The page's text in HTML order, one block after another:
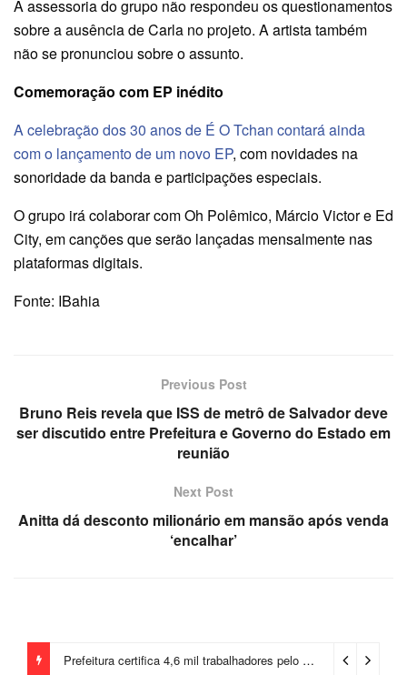
A assessoria do grupo não respondeu os questionamentos
sobre a ausência de Carla no projeto. A artista também
não se pronunciou sobre o assunto.
Comemoração com EP inédito
A celebração dos 30 anos de É O Tchan contará ainda
com o lançamento de um novo EP, com novidades na
sonoridade da banda e participações especiais.
O grupo irá colaborar com Oh Polêmico, Márcio Victor e Ed
City, em canções que serão lançadas mensalmente nas
plataformas digitais.
Fonte: IBahia
Previous Post
Bruno Reis revela que ISS de metrô de Salvador deve
ser discutido entre Prefeitura e Governo do Estado em
reunião
Next Post
Anitta dá desconto milionário em mansão após venda
‘encalhar’
Prefeitura certifica 4,6 mil trabalhadores pelo programa Treinar para Empregar e realiza Feirão de Empregabilidade